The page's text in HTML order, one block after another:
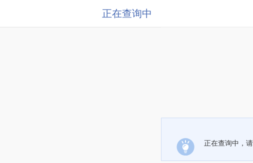
正在查询中
正在查询中，